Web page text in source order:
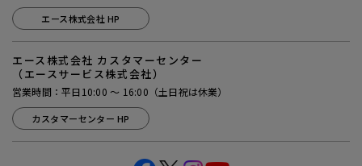
エース株式会社 HP
エース株式会社 カスタマーセンター
（エースサービス株式会社）
営業時間：平日10:00 ～ 16:00（土日祝は休業）
カスタマーセンター HP